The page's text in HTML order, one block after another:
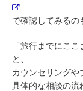
で確認してみるの
「旅行までにこ
と、
カウンセリングや
具体的な相談の流